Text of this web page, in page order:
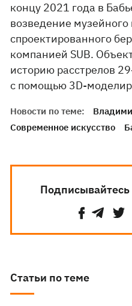
концу 2021 года в
возведение музейного
спроектированного
компанией SUB.
историю расстрелов
с помощью 3D-
Новости по теме:
Современное искусство
Подписывайтесь
Статьи по теме